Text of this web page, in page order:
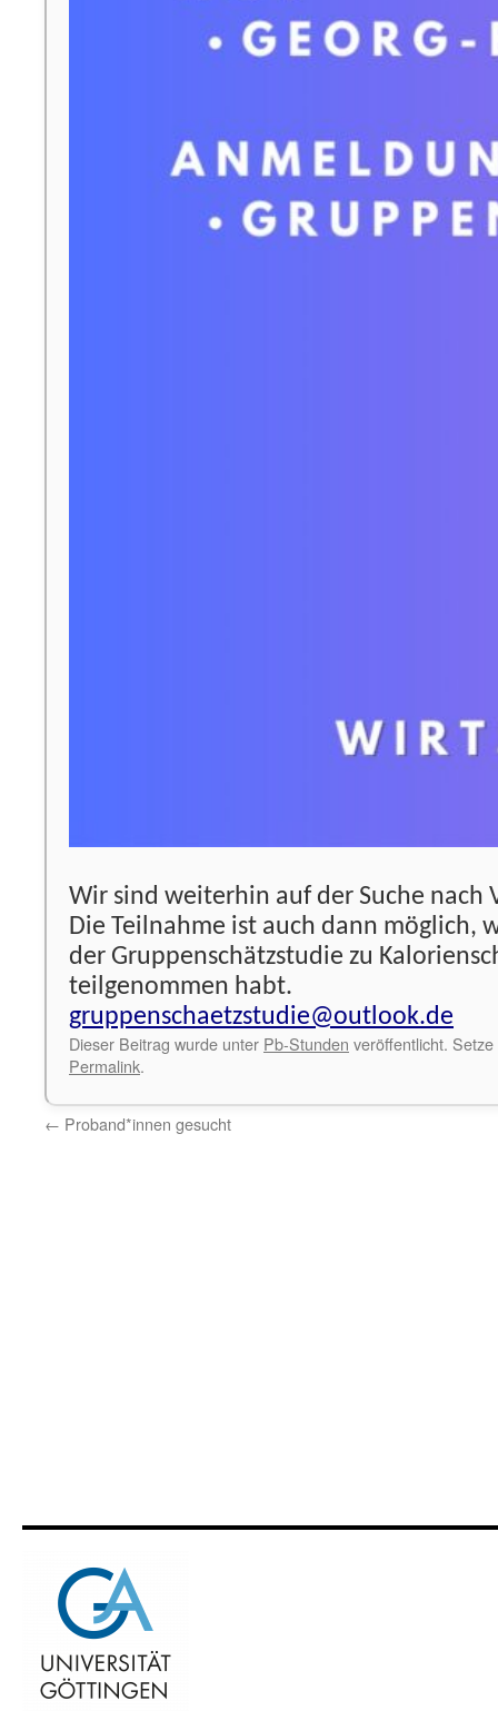
Wir sind weiterhin auf der Suche nach
Die Teilnahme ist auch dann möglich,
der Gruppenschätzstudie zu
teilgenommen habt.
gruppenschaetzstudie@outlook.de
Dieser Beitrag wurde unter Pb-Stunden veröffentlicht.
Permalink.
← Proband*innen gesucht